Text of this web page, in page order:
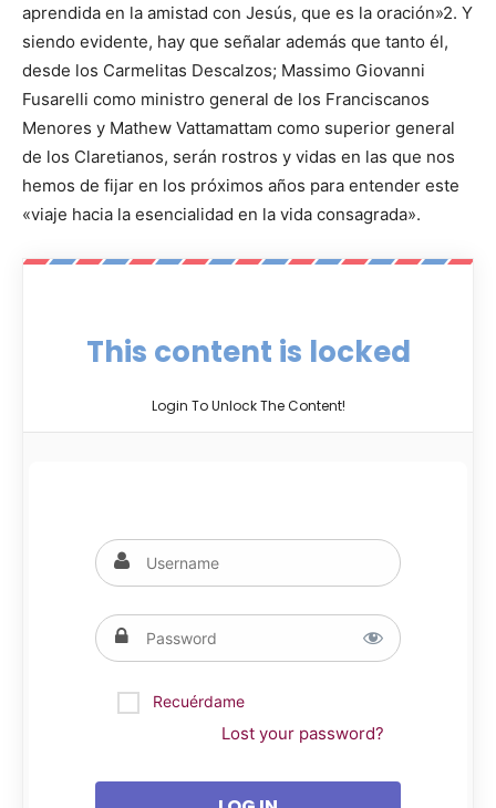
aprendida en la amistad con Jesús, que es la oración»2. Y
siendo evidente, hay que señalar además que tanto él,
desde los Carmelitas Descalzos; Massimo Giovanni
Fusarelli como ministro general de los Franciscanos
Menores y Mathew Vattamattam como superior general
de los Claretianos, serán rostros y vidas en las que nos
hemos de fijar en los próximos años para entender este
«viaje hacia la esencialidad en la vida consagrada».
This content is locked
Login To Unlock The Content!
Recuérdame
Lost your password?